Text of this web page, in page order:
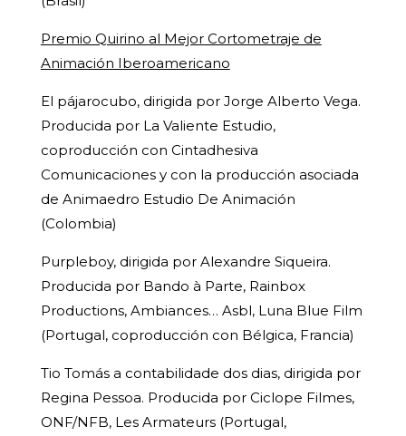
Premio Quirino al Mejor Cortometraje de
Animación Iberoamericano
El pájarocubo, dirigida por Jorge Alberto Vega.
Producida por La Valiente Estudio,
coproducción con Cintadhesiva
Comunicaciones y con la producción asociada
de Animaedro Estudio De Animación
(Colombia)
Purpleboy, dirigida por Alexandre Siqueira.
Producida por Bando à Parte, Rainbox
Productions, Ambiances… Asbl, Luna Blue Film
(Portugal, coproducción con Bélgica, Francia)
Tio Tomás a contabilidade dos dias, dirigida por
Regina Pessoa. Producida por Ciclope Filmes,
ONF/NFB, Les Armateurs (Portugal,